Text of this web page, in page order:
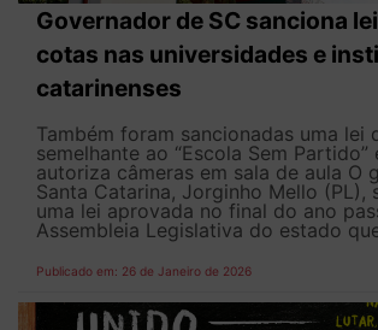
Governador de SC sanciona
cotas nas universidades e
catarinenses
Também foram sancionadas uma lei
semelhante ao “Escola Sem
autoriza câmeras em sala de aula O
Santa Catarina, Jorginho Mello (PL),
uma lei aprovada no final do ano
Assembleia Legislativa do estado
Publicado em: 26 de Janeiro de 2026